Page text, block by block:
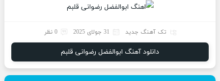
تک آهنگ جدید 31 جولای 2025 0 نظر
دانلود آهنگ ابوالفضل رضوانی قلبم